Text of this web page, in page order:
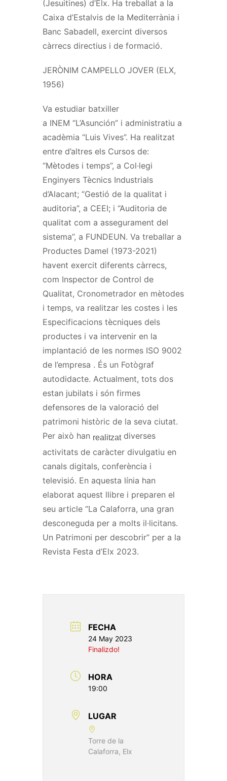
(Jesuitines) d’Elx. Ha treballat a la
Caixa d’Estalvis de la Mediterrània i
Banc Sabadell, exercint diversos
càrrecs directius i de formació.
JERÒNIM CAMPELLO JOVER (ELX,
1956)
Va estudiar batxiller
a INEM “L’Asunción” i administratiu a
acadèmia “Luis Vives”. Ha realitzat
entre d’altres els Cursos de:
“Mètodes i temps”, a Col·legi
Enginyers Tècnics Industrials
d’Alacant; “Gestió de la qualitat i
auditoria”, a CEEI; i “Auditoria de
qualitat com a assegurament del
sistema”, a FUNDEUN. Va treballar a
Productes Damel (1973-2021)
havent exercit diferents càrrecs,
com Inspector de Control de
Qualitat, Cronometrador en mètodes
i temps, va realitzar les costes i les
Especificacions tècniques dels
productes i va intervenir en la
implantació de les normes ISO 9002
de l’empresa . És un Fotògraf
autodidacte. Actualment, tots dos
estan jubilats i són firmes
defensores de la valoració del
patrimoni històric de la seva ciutat.
Per això han realitzatdiverses
activitats de caràcter divulgatiu en
canals digitals, conferència i
televisió. En aquesta línia han
elaborat aquest llibre i preparen el
seu article “La Calaforra, una gran
desconeguda per a molts il·licitans.
Un Patrimoni per descobrir” per a la
Revista Festa d’Elx 2023.
FECHA
24 May 2023
Finalizdo!
HORA
19:00
LUGAR
Torre de la
Calaforra, Elx